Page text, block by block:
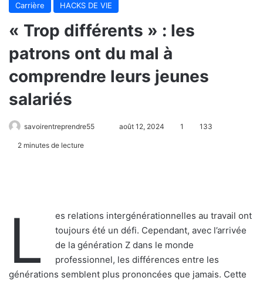
Carrière HACKS DE VIE
« Trop différents » : les
patrons ont du mal à
comprendre leurs jeunes
salariés
savoirentreprendre55 août 12, 2024 1 133
2 minutes de lecture
L
es relations intergénérationnelles au travail ont
toujours été un défi. Cependant, avec l’arrivée
de la génération Z dans le monde
professionnel, les différences entre les
générations semblent plus prononcées que jamais. Cette